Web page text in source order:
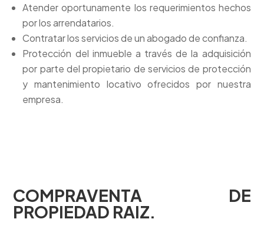
Atender oportunamente los requerimientos hechos
por los arrendatarios.
Contratar los servicios de un abogado de confianza.
Protección del inmueble a través de la adquisición
por parte del propietario de servicios de protección
y mantenimiento locativo ofrecidos por nuestra
empresa.
COMPRAVENTA DE
PROPIEDAD RAIZ.